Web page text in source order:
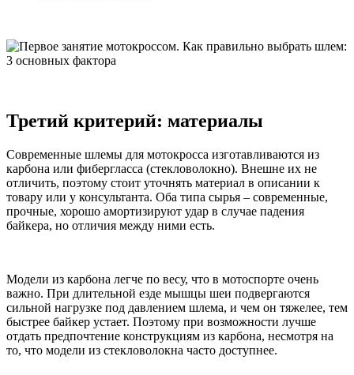
Третий критерий: материалы
Современные шлемы для мотокросса изготавливаются из
карбона или фибергласса (стекловолокно). Внешне их не
отличить, поэтому стоит уточнять материал в описании к
товару или у консультанта. Оба типа сырья – современные,
прочные, хорошо амортизируют удар в случае падения
байкера, но отличия между ними есть.
Модели из карбона легче по весу, что в мотоспорте очень
важно. При длительной езде мышцы шеи подвергаются
сильной нагрузке под давлением шлема, и чем он тяжелее, тем
быстрее байкер устает. Поэтому при возможности лучше
отдать предпочтение конструкциям из карбона, несмотря на
то, что модели из стекловолокна часто доступнее.